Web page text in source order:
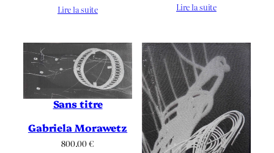
Lire la suite
Lire la suite
Sans titre
Gabriela Morawetz
800.00€